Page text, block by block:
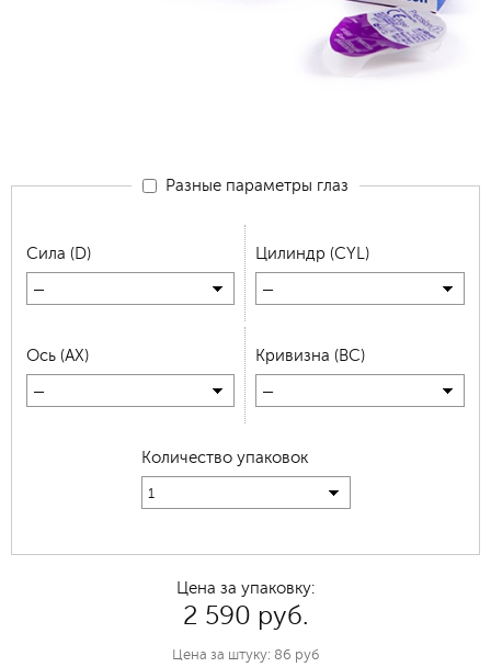
Разные параметры глаз
Сила (D)
—
Цилиндр (CYL)
—
Ось (AX)
—
Кривизна (BC)
—
Количество упаковок
1
Цена за упаковку:
2 590 руб.
Цена за штуку: 86 руб